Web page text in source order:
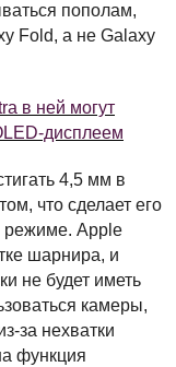
пополам,
Fold, а не Galaxy
в ней могут
дисплеем
4,5 мм в
что сделает его
режиме. Apple
шарнира, и
не будет иметь
камеры,
за нехватки
функция